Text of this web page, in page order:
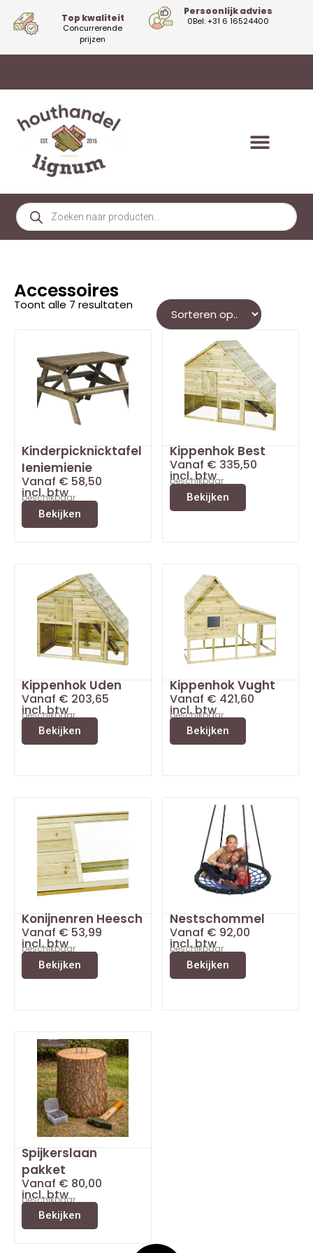
Top kwaliteit
Concurrerende
prijzen
Persoonlijk advies
0Bel: +31 6 16524400
Accessoires
Toont alle 7 resultaten
Kinderpicknicktafel
Ieniemienie
Vanaf € 58,50
incl. btw
beschikbaar
Bekijken
Kippenhok Best
Vanaf € 335,50
incl. btw
beschikbaar
Bekijken
Kippenhok Uden
Vanaf € 203,65
incl. btw
beschikbaar
Bekijken
Kippenhok Vught
Vanaf € 421,60
incl. btw
beschikbaar
Bekijken
Konijnenren Heesch
Vanaf € 53,99
incl. btw
beschikbaar
Bekijken
Nestschommel
Vanaf € 92,00
incl. btw
beschikbaar
Bekijken
Spijkerslaan
pakket
Vanaf € 80,00
incl. btw
beschikbaar
Bekijken